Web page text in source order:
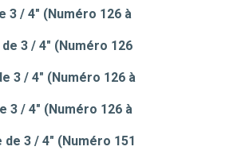
3 / 4" (Numéro 126 à
3 / 4" (Numéro 126
3 / 4" (Numéro 126 à
3 / 4" (Numéro 126 à
3 / 4" (Numéro 151